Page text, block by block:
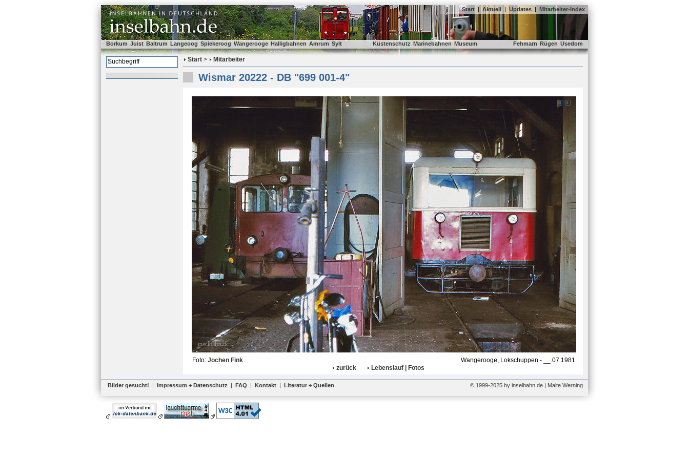
Start | Aktuell | Updates | Mitarbeiter-Index
Borkum Juist Baltrum Langeoog Spiekeroog Wangerooge Halligbahnen Amrum Sylt Küstenschutz Marinebahnen Museum Fehmarn Rügen Usedom
Start > Mitarbeiter
Wismar 20222 - DB "699 001-4"
Foto: Jochen Fink
Wangerooge, Lokschuppen - __.07.1981
zurück
Lebenslauf | Fotos
Bilder gesucht! | Impressum + Datenschutz | FAQ | Kontakt | Literatur + Quellen © 1999-2025 by inselbahn.de | Malte Werning